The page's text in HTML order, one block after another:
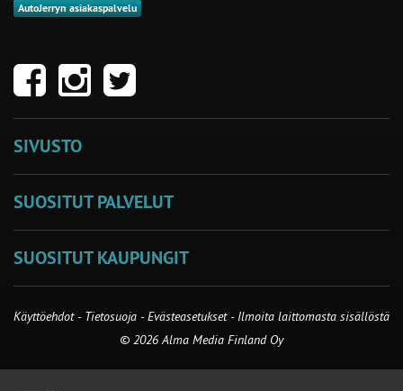
AutoJerryn asiakaspalvelu
SIVUSTO
SUOSITUT PALVELUT
SUOSITUT KAUPUNGIT
Käyttöehdot - Tietosuoja -Evästeasetukset- Ilmoita laittomasta sisällöstä
© 2026 Alma Media Finland Oy